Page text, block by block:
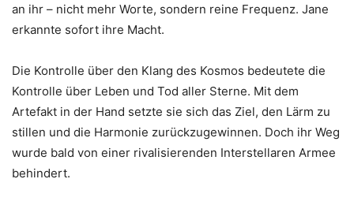
an ihr – nicht mehr Worte, sondern reine Frequenz. Jane
erkannte sofort ihre Macht.
Die Kontrolle über den Klang des Kosmos bedeutete die
Kontrolle über Leben und Tod aller Sterne. Mit dem
Artefakt in der Hand setzte sie sich das Ziel, den Lärm zu
stillen und die Harmonie zurückzugewinnen. Doch ihr Weg
wurde bald von einer rivalisierenden Interstellaren Armee
behindert.